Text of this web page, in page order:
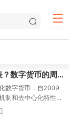
什么是比特币减半时间表？数字货币的周期性盛宴
数字货币，自2009
制和去中心化特性
“比特币减半”事件